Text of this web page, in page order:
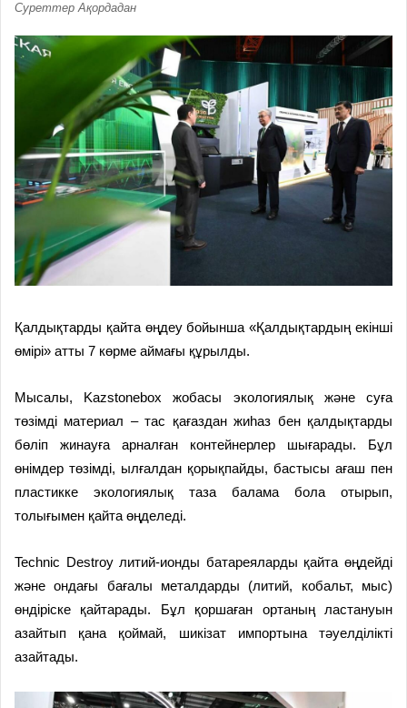
Суреттер Ақордадан
Қалдықтарды қайта өңдеу бойынша «Қалдықтардың екінші
өмірі» атты 7 көрме аймағы құрылды.
Мысалы, Kazstonebox жобасы экологиялық және суға
төзімді материал – тас қағаздан жиһаз бен қалдықтарды
бөліп жинауға арналған контейнерлер шығарады. Бұл
өнімдер төзімді, ылғалдан қорықпайды, бастысы ағаш пен
пластикке экологиялық таза балама бола отырып,
толығымен қайта өңделеді.
Technic Destroy литий-ионды батареяларды қайта өңдейді
және ондағы бағалы металдарды (литий, кобальт, мыс)
өндіріске қайтарады. Бұл қоршаған ортаның ластануын
азайтып қана қоймай, шикізат импортына тәуелділікті
азайтады.